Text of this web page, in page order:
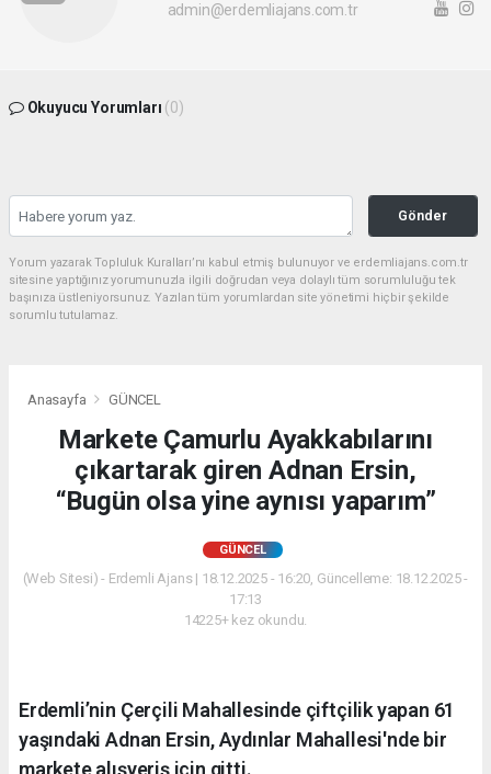
admin@erdemliajans.com.tr
Okuyucu Yorumları (0)
Gönder
Yorum yazarak Topluluk Kuralları’nı kabul etmiş bulunuyor ve erdemliajans.com.tr
sitesine yaptığınız yorumunuzla ilgili doğrudan veya dolaylı tüm sorumluluğu tek
başınıza üstleniyorsunuz. Yazılan tüm yorumlardan site yönetimi hiçbir şekilde
sorumlu tutulamaz.
Anasayfa GÜNCEL
Markete Çamurlu Ayakkabılarını
çıkartarak giren Adnan Ersin,
“Bugün olsa yine aynısı yaparım”
GÜNCEL
(Web Sitesi) - Erdemli Ajans | 18.12.2025 - 16:20, Güncelleme: 18.12.2025 -
17:13
14225+ kez okundu.
Erdemli’nin Çerçili Mahallesinde çiftçilik yapan 61
yaşındaki Adnan Ersin, Aydınlar Mahallesi'nde bir
markete alışveriş için gitti.